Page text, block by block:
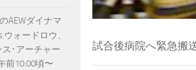
試合後病院へ緊急搬
AEWダイナマ
ォードロウ、
･アーチャー
前10:00頃〜